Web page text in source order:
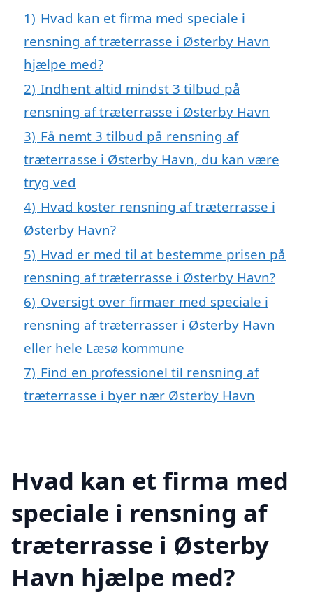
1) Hvad kan et firma med speciale i
rensning af træterrasse i Østerby Havn
hjælpe med?
2) Indhent altid mindst 3 tilbud på
rensning af træterrasse i Østerby Havn
3) Få nemt 3 tilbud på rensning af
træterrasse i Østerby Havn, du kan være
tryg ved
4) Hvad koster rensning af træterrasse i
Østerby Havn?
5) Hvad er med til at bestemme prisen på
rensning af træterrasse i Østerby Havn?
6) Oversigt over firmaer med speciale i
rensning af træterrasser i Østerby Havn
eller hele Læsø kommune
7) Find en professionel til rensning af
træterrasse i byer nær Østerby Havn
Hvad kan et firma med
speciale i rensning af
træterrasse i Østerby
Havn hjælpe med?